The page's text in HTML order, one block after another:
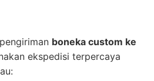
boneka custom ke
ekspedisi terpercaya